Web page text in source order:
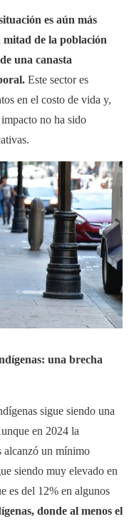
es aún más
mitad de la población
una canasta
Este sector es
en el costo de vida y,
no ha sido
una brecha
sigue siendo una
en 2024 la
alcanzó un mínimo
siendo muy elevado en
es del 12% en algunos
donde al menos el